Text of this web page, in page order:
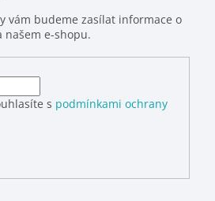
vám budeme zasílat informace o
našem e-shopu.
s podmínkami ochrany